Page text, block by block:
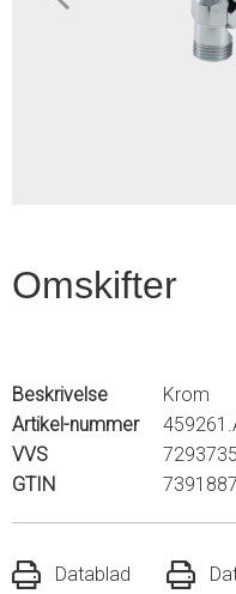
Omskifter
Beskrivelse
Krom
Artikel-nummer
VVS
GTIN
Datablad